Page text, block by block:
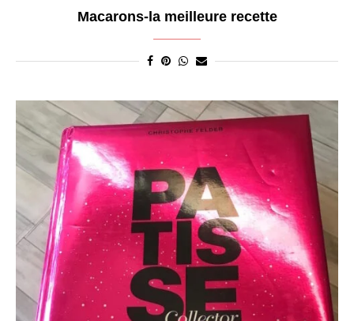
Macarons-la meilleure recette